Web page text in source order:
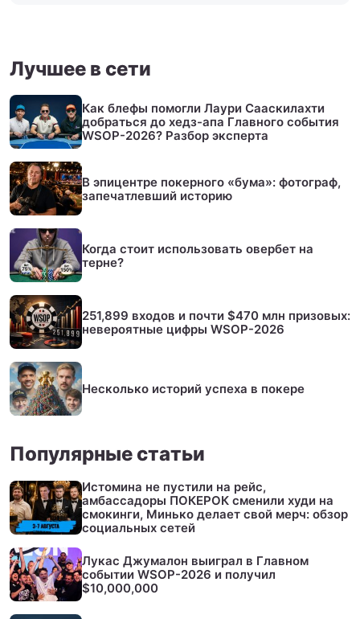
Лучшее в сети
Как блефы помогли Лаури Сааскилахти
добраться до хедз-апа Главного события
WSOP-2026? Разбор эксперта
В эпицентре покерного «бума»: фотограф,
запечатлевший историю
Когда стоит использовать овербет на
терне?
251,899 входов и почти $470 млн призовых:
невероятные цифры WSOP-2026
Несколько историй успеха в покере
Популярные статьи
Истомина не пустили на рейс,
амбассадоры ПОКЕРОК сменили худи на
смокинги, Минько делает свой мерч: обзор
социальных сетей
Лукас Джумалон выиграл в Главном
событии WSOP-2026 и получил
$10,000,000